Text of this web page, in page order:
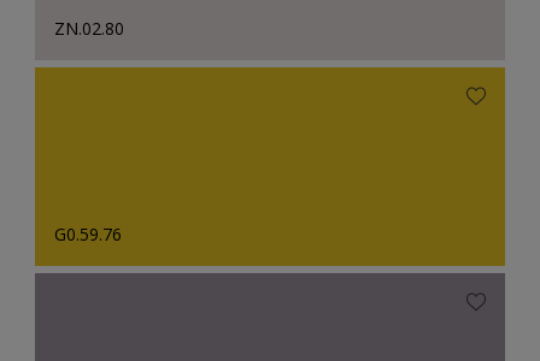
ZN.02.80
G0.59.76